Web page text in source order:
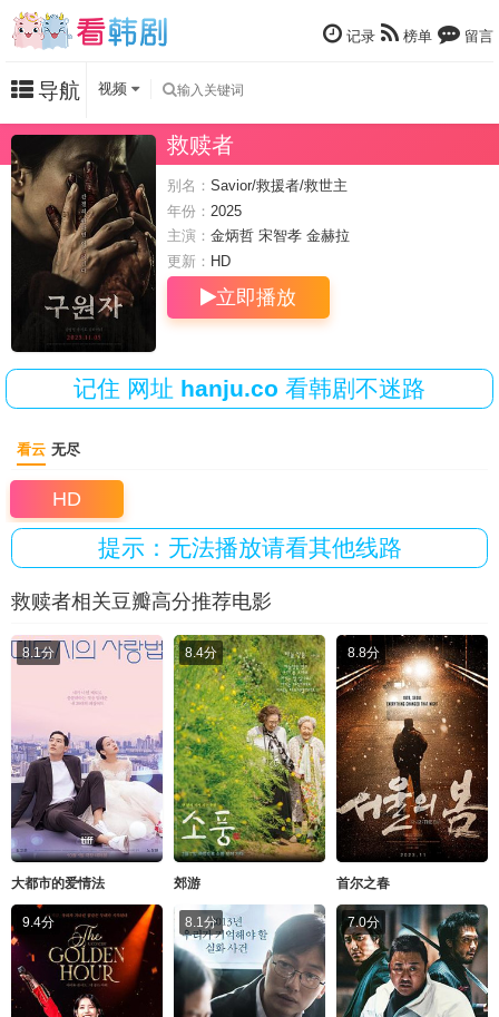
记录 榜单 留言
导航 视频
救赎者
别名： Savior/救援者/救世主
年份： 2025
主演： 金炳哲 宋智孝 金赫拉
更新： HD
立即播放
记住 网址 hanju.co 看韩剧不迷路
看云 无尽
HD
提示：无法播放请看其他线路
救赎者相关豆瓣高分推荐电影
8.1分
大都市的爱情法
8.4分
郊游
8.8分
首尔之春
9.4分 8.1分 7.0分